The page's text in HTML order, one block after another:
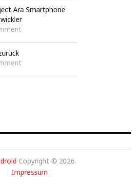
Ara Smartphone
Copyright © 2026.
Impressum